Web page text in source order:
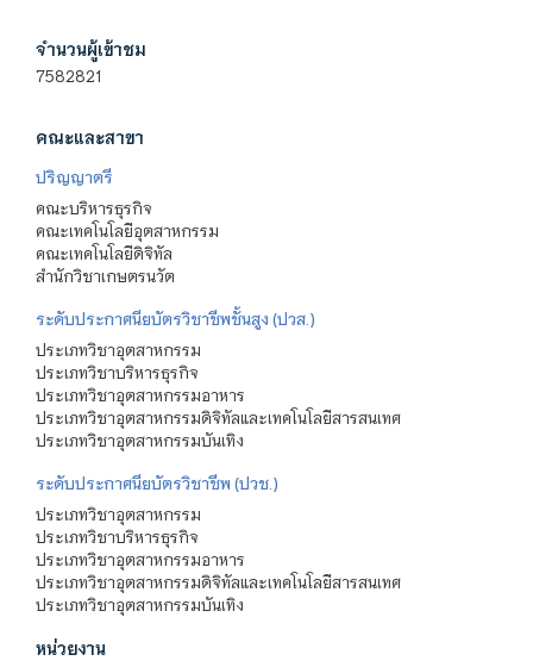
จำนวนผู้เข้าชม
7582821
คณะและสาขา
ปริญญาตรี
คณะบริหารธุรกิจ
คณะเทคโนโลยีอุตสาหกรรม
คณะเทคโนโลยีดิจิทัล
สำนักวิชาเกษตรนวัต
ระดับประกาศนียบัตรวิชาชีพชั้นสูง (ปวส.)
ประเภทวิชาอุตสาหกรรม
ประเภทวิชาบริหารธุรกิจ
ประเภทวิชาอุตสาหกรรมอาหาร
ประเภทวิชาอุตสาหกรรมดิจิทัลและเทคโนโลยีสารสนเทศ
ประเภทวิชาอุตสาหกรรมบันเทิง
ระดับประกาศนียบัตรวิชาชีพ (ปวช.)
ประเภทวิชาอุตสาหกรรม
ประเภทวิชาบริหารธุรกิจ
ประเภทวิชาอุตสาหกรรมอาหาร
ประเภทวิชาอุตสาหกรรมดิจิทัลและเทคโนโลยีสารสนเทศ
ประเภทวิชาอุตสาหกรรมบันเทิง
หน่วยงาน